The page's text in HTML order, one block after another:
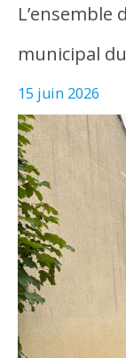
L’ensemble
municipal
15 juin 2026